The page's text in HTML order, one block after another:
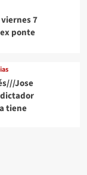
7
ponte
Jose
tiene